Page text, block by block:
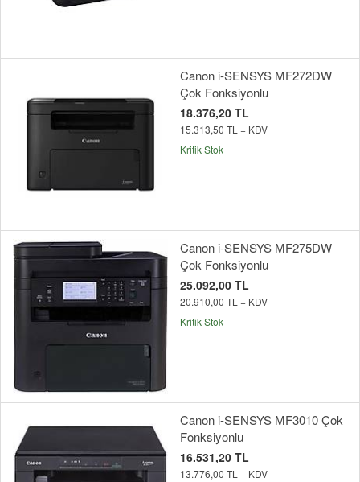
Canon i-SENSYS MF272DW
Çok Fonksiyonlu
18.376,20 TL
15.313,50 TL + KDV
Kritik Stok
Canon i-SENSYS MF275DW
Çok Fonksiyonlu
25.092,00 TL
20.910,00 TL + KDV
Kritik Stok
Canon i-SENSYS MF3010 Çok
Fonksiyonlu
16.531,20 TL
13.776,00 TL + KDV